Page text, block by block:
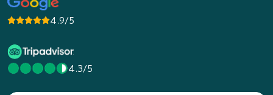
4.9/5
4.3/5